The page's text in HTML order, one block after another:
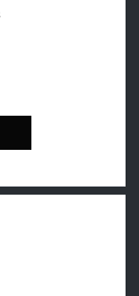
enthalten) •
erhältlich,...